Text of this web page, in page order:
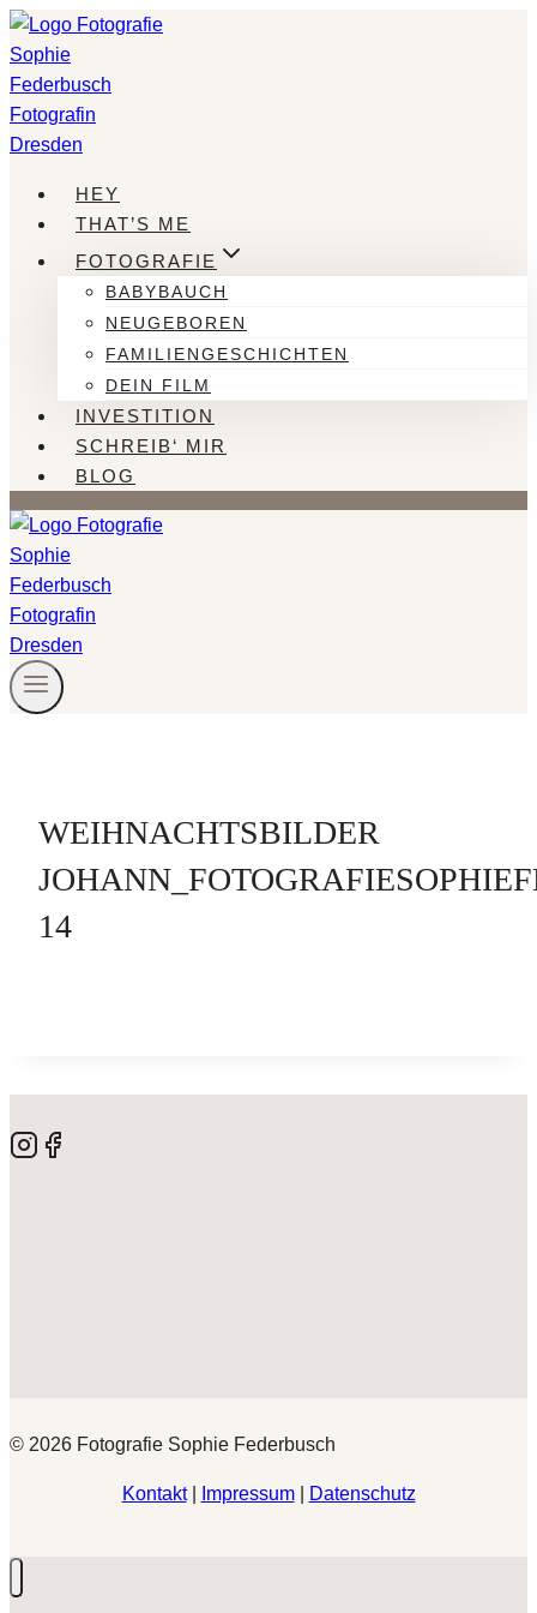
Zum
Inhalt
springen
HEY
THAT’S ME
FOTOGRAFIE
BABYBAUCH
NEUGEBOREN
FAMILIENGESCHICHTEN
DEIN FILM
INVESTITION
SCHREIB‘ MIR
BLOG
WEIHNACHTSBILDER
14
© 2026 Fotografie Sophie Federbusch
Kontakt| Impressum| Datenschutz